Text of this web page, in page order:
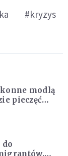
#kryzys
modlą
pieczęć
wiary"
do